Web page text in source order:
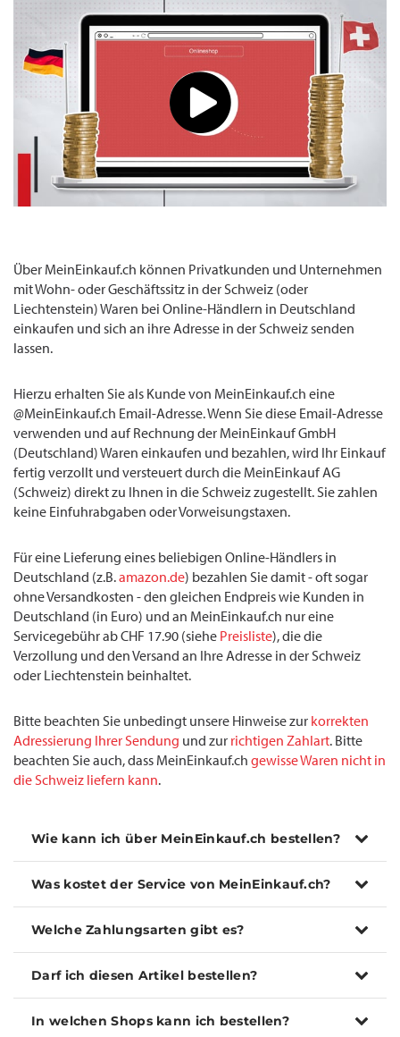
Über MeinEinkauf.ch können Privatkunden und Unternehmen
mit Wohn- oder Geschäftssitz in der Schweiz (oder
Liechtenstein) Waren bei Online-Händlern in Deutschland
einkaufen und sich an ihre Adresse in der Schweiz senden
lassen.
Hierzu erhalten Sie als Kunde von MeinEinkauf.ch eine
@MeinEinkauf.ch Email-Adresse. Wenn Sie diese Email-Adresse
verwenden und auf Rechnung der MeinEinkauf GmbH
(Deutschland) Waren einkaufen und bezahlen, wird Ihr Einkauf
fertig verzollt und versteuert durch die MeinEinkauf AG
(Schweiz) direkt zu Ihnen in die Schweiz zugestellt. Sie zahlen
keine Einfuhrabgaben oder Vorweisungstaxen.
Für eine Lieferung eines beliebigen Online-Händlers in
Deutschland (z.B.amazon.de) bezahlen Sie damit - oft sogar
ohne Versandkosten - den gleichen Endpreis wie Kunden in
Deutschland (in Euro) und an MeinEinkauf.ch nur eine
Servicegebühr ab CHF 17.90 (siehe Preisliste), die die
Verzollung und den Versand an Ihre Adresse in der Schweiz
oder Liechtenstein beinhaltet.
Bitte beachten Sie unbedingt unsere Hinweise zur korrekten
Adressierung Ihrer Sendung und zur richtigen Zahlart. Bitte
beachten Sie auch, dass MeinEinkauf.ch gewisse Waren nicht in
die Schweiz liefern kann.
Wie kann ich über MeinEinkauf.ch bestellen?
Was kostet der Service von MeinEinkauf.ch?
Welche Zahlungsarten gibt es?
Darf ich diesen Artikel bestellen?
In welchen Shops kann ich bestellen?